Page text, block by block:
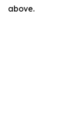
above.